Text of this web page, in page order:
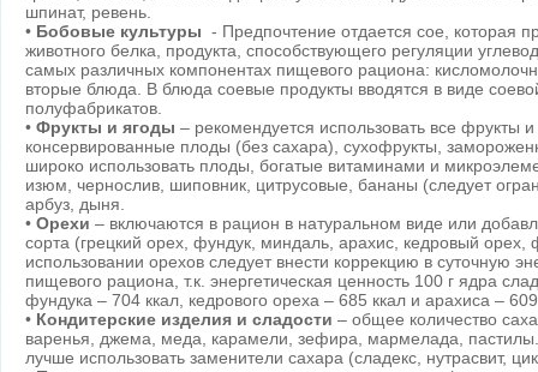
шпинат, ревень.
• Бобовые культуры - Предпочтение отдается сое, которая
животного белка, продукта, способствующего регуляции
самых различных компонентах пищевого рациона:
вторые блюда. В блюда соевые продукты вводятся в виде
полуфабрикатов.
• Фрукты и ягоды – рекомендуется использовать все фрукты
консервированные плоды (без сахара), сухофрукты,
широко использовать плоды, богатые витаминами и
изюм, чернослив, шиповник, цитрусовые, бананы (следует
арбуз, дыня.
• Орехи – включаются в рацион в натуральном виде или
сорта (грецкий орех, фундук, миндаль, арахис, кедровый орех,
использовании орехов следует внести коррекцию в суточную
пищевого рациона, т.к. энергетическая ценность 100 г ядра
фундука – 704 ккал, кедрового ореха – 685 ккал и арахиса –
• Кондитерские изделия и сладости – общее количество
варенья, джема, меда, карамели, зефира, мармелада, пастилы.
лучше использовать заменители сахара (сладекс, нутрасвит,